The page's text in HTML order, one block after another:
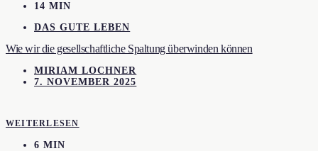
14 MIN
DAS GUTE LEBEN
Wie wir die gesellschaftliche Spaltung überwinden können
MIRIAM LOCHNER
7. NOVEMBER 2025
WEITERLESEN
6 MIN